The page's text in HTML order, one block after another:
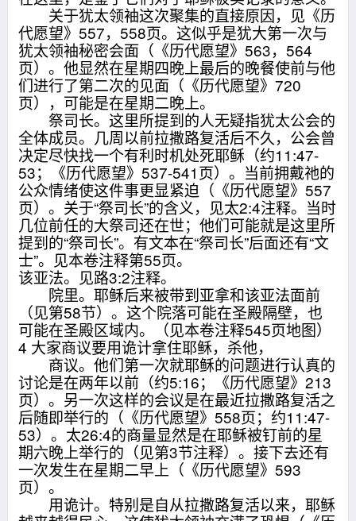
关于犹太领袖这次聚集的直接原因，见《历
代愿望》557，558页。这似乎是犹大第一次与
犹太领袖秘密会面（《历代愿望》563，564
页）。他显然在星期四晚上最后的晚餐使前与他
们进行了第二次的见面（《历代愿望》720
页），可能是在星期二晚上。
祭司长。这里所提到的人无疑指犹太公会的
全体成员。几周以前拉撒路复活后不久，公会曾
决定尽快找一个有利时机处死耶稣（约11:47-
53；《历代愿望》537-541页）。当前拥戴祂的
公众情绪使这件事更显紧迫（《历代愿望》557
页）。关于“祭司长”的含义，见太2:4注释。当时
几位前任的大祭司还在世；他们可能就是这里所
提到的“祭司长”。有文本在“祭司长”后面还有“文
士”。见本卷注释第55页。
该亚法。见路3:2注释。
院里。耶稣后来被带到亚拿和该亚法面前
（见第58节）。这个院落可能在圣殿隔壁，也
可能在圣殿区域内。（见本卷注释545页地图）
4 大家商议要用诡计拿住耶稣，杀他，
商议。他们第一次就耶稣的问题进行认真的
讨论是在两年以前（约5:16；《历代愿望》213
页）。另一次这样的会议是在最近拉撒路复活之
后随即举行的（《历代愿望》558页；约11:47-
53）。太26:4的商量显然是在耶稣被钉前的星
期六晚上举行的（见第3节注释）。接下去还有
一次发生在星期二早上（《历代愿望》593
页）。
用诡计。特别是自从拉撒路复活以来，耶稣